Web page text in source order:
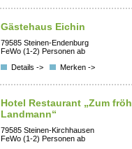
Gästehaus Eichin
79585 Steinen-Endenburg
FeWo (1-2) Personen ab
Details ->
Merken ->
Hotel Restaurant „Zum
Landmann“
79585 Steinen-Kirchhausen
FeWo (1-2) Personen ab